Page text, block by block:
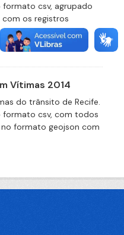
csv, agrupado
os registros
Vítimas 2014
do trânsito de Recife.
formato csv, com todos
formato geojson com